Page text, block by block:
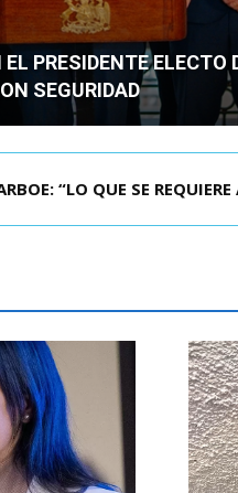
PRESIDENTE ELECTO
SEGURIDAD
MAS POR IPC: “LA